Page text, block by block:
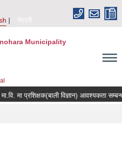
नेपाली
Municipality
मा प्रशिक्षक(बाली विज्ञान) आवश्यकता सम्बन्धी